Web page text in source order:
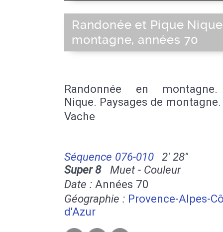
Randonée et Pique
montagne, années 70
Randonnée en
Nique. Paysages de montagne.
Vache
Séquence 076-010
2' 28''
Super 8Muet - Couleur
Date : Années 70
Géographie : Provence-Alpes-
d'Azur